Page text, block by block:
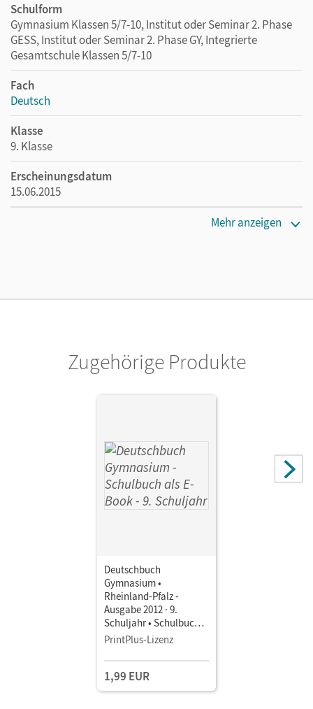
Schulform
Gymnasium Klassen 5/7-10, Institut oder Seminar 2. Phase
GESS, Institut oder Seminar 2. Phase GY, Integrierte
Gesamtschule Klassen 5/7-10
Fach
Deutsch
Klasse
9. Klasse
Erscheinungsdatum
15.06.2015
Mohr, Deborah; Grunow, Cordula; Germann, Michael;
Mehr anzeigen
Zugehörige Produkte
Deutschbuch
Gymnasium •
Rheinland-Pfalz -
Ausgabe 2012 · 9.
Schuljahr • Schulbuch
als E-Book
PrintPlus-Lizenz
1,99 EUR